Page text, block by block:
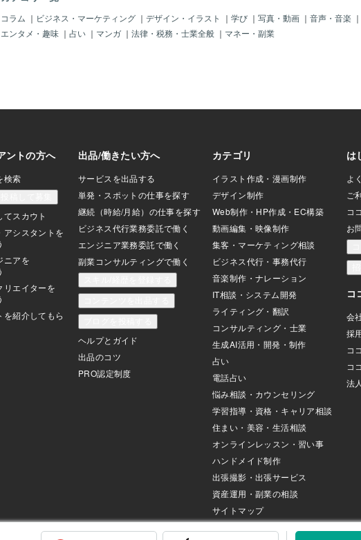
でに輸血を３回しました。その研修医
は、ため息をつきまくり、さらに、無言
で患者さんの脇に体温計を突っ込むなど
の行為をくりかえしながら、朝まですご
てやりたかった。（笑）ぐっと、こらえ
て、勤務おわりに研修医の先生にこう伝
えました。「先生。今日の患者さんは、
救急車でうちに運ばれて、人生で初めて
集中治療室に入院したん
コラム ｜ ビジネス・マーケティング ｜ デザイン・イラスト ｜ 学び ｜ 写真・動画 ｜ 音声・音楽 ｜
エンタメ・趣味 ｜ 占い ｜ マンガ ｜ 法律・税務・士業全般 ｜ マネー・副業